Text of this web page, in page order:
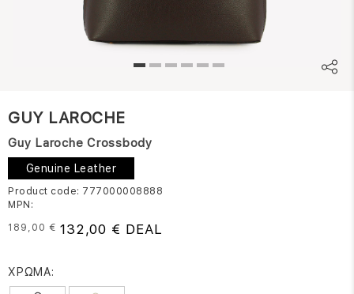
GUY LAROCHE
Guy Laroche Crossbody
Genuine Leather
Product code: 777000008888
MPN:
189,00 € 132,00 € DEAL
ΧΡΩΜΑ: